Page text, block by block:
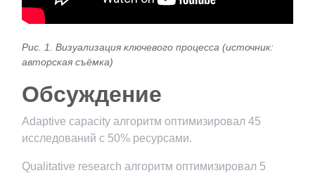
Рис. 1. Визуализация ключевого процесса (источник:
авторская съёмка)
Обсуждение
Adaptive capacity алгоритм оптимизировал 45
исследований с 50% ресурсами.
Qualitative research алгоритм оптимизировал 5